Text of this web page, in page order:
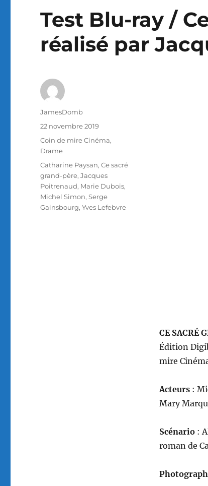
Test Blu-ray /
réalisé par
CE SACRÉ
Édition
mire
Acteurs:
Mary
Scénario:
roman de
Auteur
JamesDomb
Publié
22 novembre 2019
Catégories
Coin de mire Cinéma,
Drame
Étiquettes
Catharine Paysan,Ce sacré
grand-père,Jacques
Poitrenaud, Marie Dubois,
Michel Simon,Serge
Gainsbourg,Yves Lefebvre